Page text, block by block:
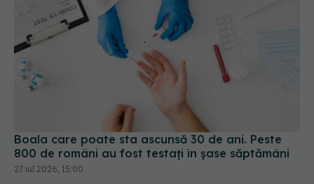
Boala care poate sta ascunsă 30 de ani. Peste
800 de români au fost testați în șase săptămâni
27 iul 2026, 15:00